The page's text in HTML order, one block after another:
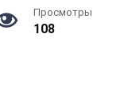
Просмотры
108